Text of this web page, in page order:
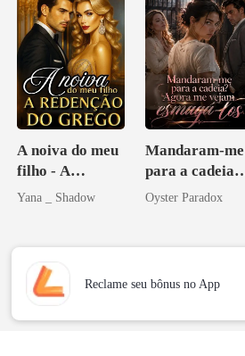
A noiva do meu
filho - A
Redenção do
Yana _ Shadow
Mandaram-me
para a cadeia?
Agora me
Oyster Paradox
Reclame seu bônus no App